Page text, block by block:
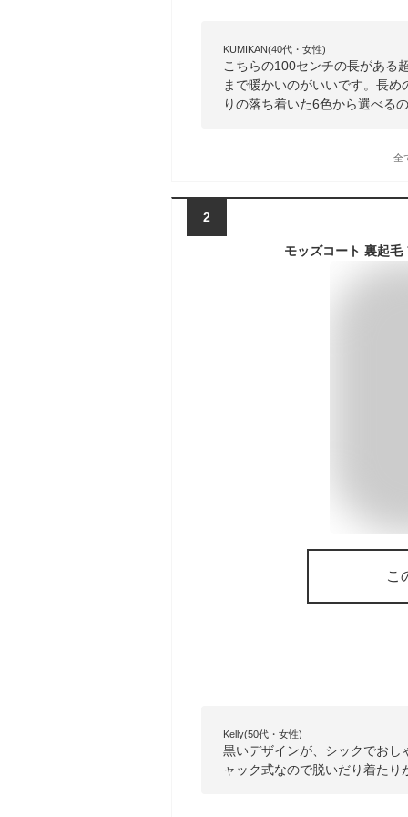
KUMIKAN(40代・女性)
こちらの100センチの長がある
まで暖かいのがいいです。長
りの落ち着いた6色から選べる
全
2
こ
Kelly(50代・女性)
黒いデザインが、シックでお
ャック式なので脱いだり着たり